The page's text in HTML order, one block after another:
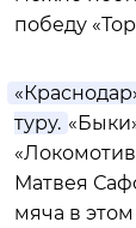
победу
туру.
Матвея
мяча в